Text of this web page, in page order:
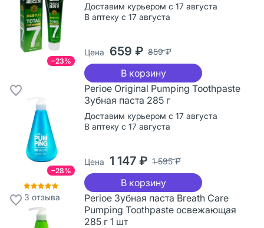
−23%
Доставим курьером с 17 августа
В аптеку с 17 августа
Цена 659 ₽ 859 ₽
В корзину
−28%
3 отзыва
Perioe Original Pumping Toothpaste
Зубная паста 285 г
Доставим курьером с 17 августа
В аптеку с 17 августа
Цена 1 147 ₽ 1 595 ₽
В корзину
Perioe Зубная паста Breath Care
Pumping Toothpaste освежающая
285 г 1 шт